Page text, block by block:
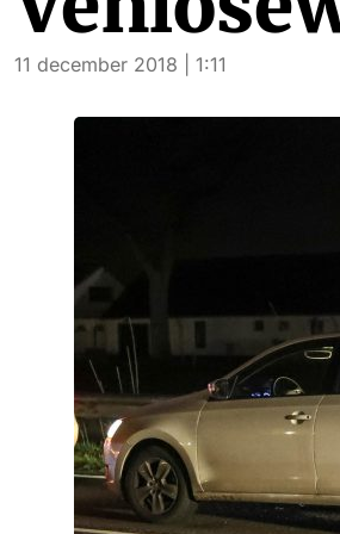
11 december 2018 | 1:11